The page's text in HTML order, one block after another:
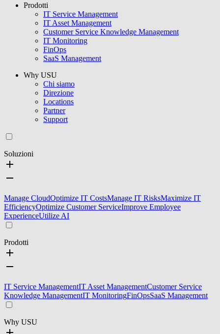
Prodotti
IT Service Management
IT Asset Management
Customer Service Knowledge Management
IT Monitoring
FinOps
SaaS Management
Why USU
Chi siamo
Direzione
Locations
Partner
Support
Soluzioni
Manage CloudOptimize IT CostsManage IT RisksMaximize IT
EfficiencyOptimize Customer ServiceImprove Employee
ExperienceUtilize AI
Prodotti
IT Service ManagementIT Asset ManagementCustomer Service
Knowledge ManagementIT MonitoringFinOpsSaaS Management
Why USU